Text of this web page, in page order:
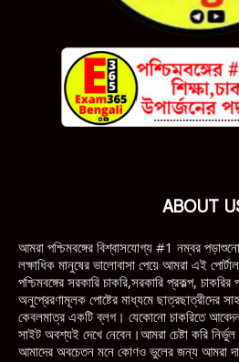
ABOUT
আমরা পশ্চিমবঙ্গের বিশ্বাসযোগ্য #1 নম্বর
লক্ষাধিক মানুষের ভালোবাসা পেয়ে আমরা এই
পশ্চিমবঙ্গের সরকারি চাকরি,সরকারি প্রকল্প,
অনুপ্রেরণামূলক পোষ্টের মাধ্যমে ছাত্রছাত্রীদের
কেবলমাত্র একটি ব্লগ। যেকোনো চাকরিতে
সাইট অবশ্যই দেখে নেবেন।আমরা চেষ্টা করি
আমাদের অবচেতন মনে কোণও ভুলের জন্য আমরা